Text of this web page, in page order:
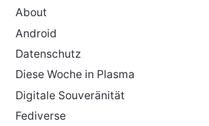
About
Android
Datenschutz
Diese Woche in Plasma
Digitale Souveränität
Fediverse